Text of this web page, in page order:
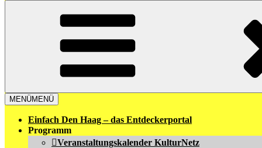
MENÜMENÜ
Einfach Den Haag – das Entdeckerportal
Programm
Veranstaltungskalender KulturNetz